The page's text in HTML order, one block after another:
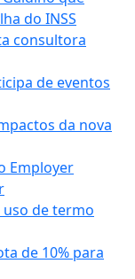
do INSS
consultora
de eventos
da nova
Employer
de termo
de 10% para